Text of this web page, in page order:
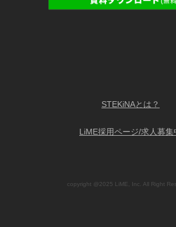
STEKiNAとは？
LiME採用ページ/求人募集
copyright @2025 LiME, Inc. All Right